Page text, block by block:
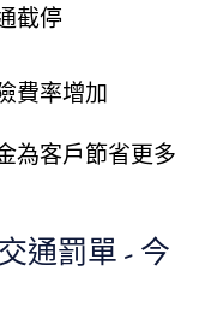
截停
費率增加
為客戶節省更多
通罰單 - 今